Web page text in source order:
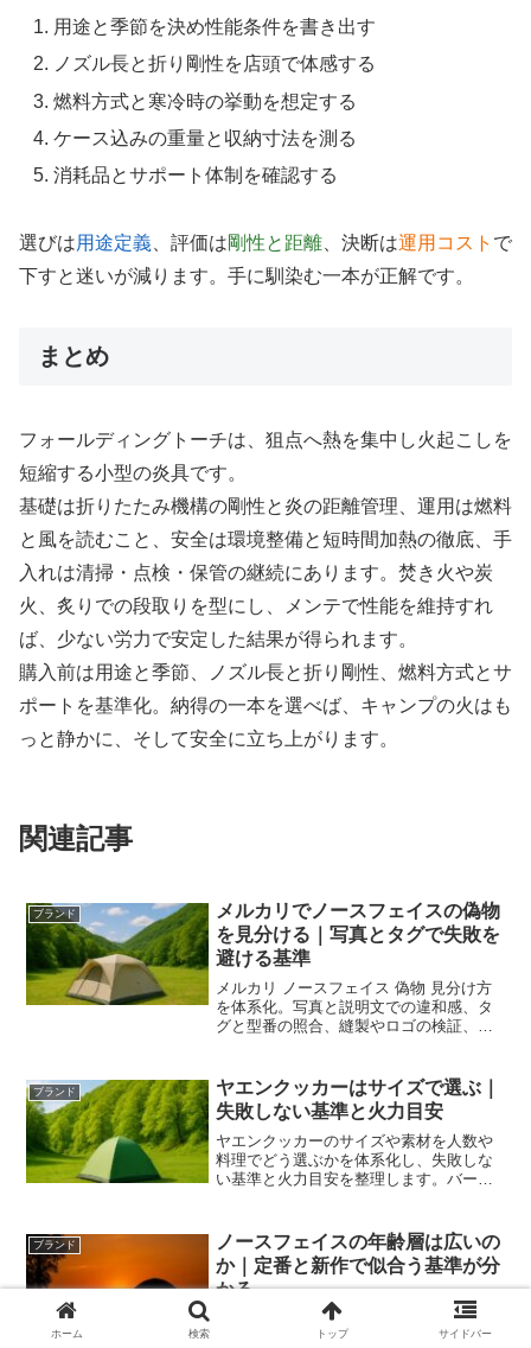
用途と季節を決め性能条件を書き出す
ノズル長と折り剛性を店頭で体感する
燃料方式と寒冷時の挙動を想定する
ケース込みの重量と収納寸法を測る
消耗品とサポート体制を確認する
選びは用途定義 、評価は剛性と距離 、決断は運用コスト で
下すと迷いが減ります。手に馴染む一本が正解です。
まとめ
フォールディングトーチは、狙点へ熱を集中し火起こしを
短縮する小型の炎具です。
基礎は折りたたみ機構の剛性と炎の距離管理、運用は燃料
と風を読むこと、安全は環境整備と短時間加熱の徹底、手
入れは清掃・点検・保管の継続にあります。焚き火や炭
火、炙りでの段取りを型にし、メンテで性能を維持すれ
ば、少ない労力で安定した結果が得られます。
購入前は用途と季節、ノズル長と折り剛性、燃料方式とサ
ポートを基準化。納得の一本を選べば、キャンプの火はも
っと静かに、そして安全に立ち上がります。
関連記事
ブランド
メルカリでノースフェイスの偽物
を見分ける｜写真とタグで失敗を
避ける基準
メルカリ ノースフェイス 偽物 見分け方
を体系化。写真と説明文での違和感、タ
グと型番の照合、縫製やロゴの検証、取
ブランド
ヤエンクッカーはサイズで選ぶ｜
失敗しない基準と火力目安
ヤエンクッカーのサイズや素材を人数や
料理でどう選ぶかを体系化し、失敗しな
い基準と火力目安を整理します。バーナ
ます。
ブランド
ノースフェイスの年齢層は広いの
か｜定番と新作で似合う基準が分
かる
ノースフェイス 年齢層の実像を年代別と
アイテム別で整理。ロゴと無地の違い、
ホーム 検索 トップ サイドバー